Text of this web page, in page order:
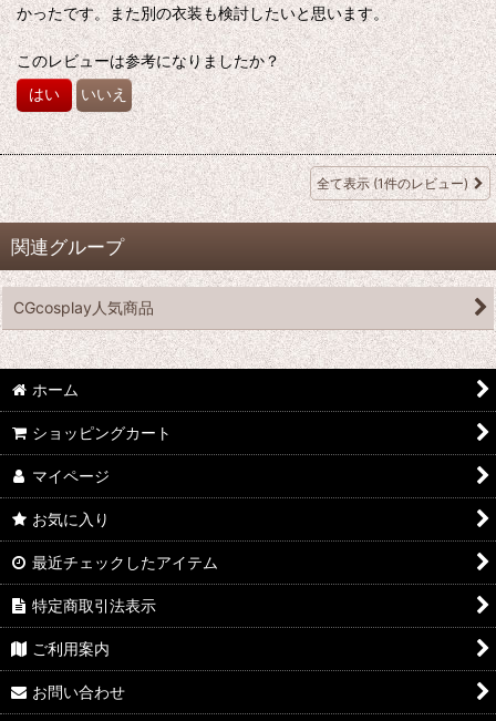
かったです。また別の衣装も検討したいと思います。
このレビューは参考になりましたか？
はい いいえ
全て表示 (1件のレビュー)
関連グループ
CGcosplay人気商品
ホーム
ショッピングカート
マイページ
お気に入り
最近チェックしたアイテム
特定商取引法表示
ご利用案内
お問い合わせ